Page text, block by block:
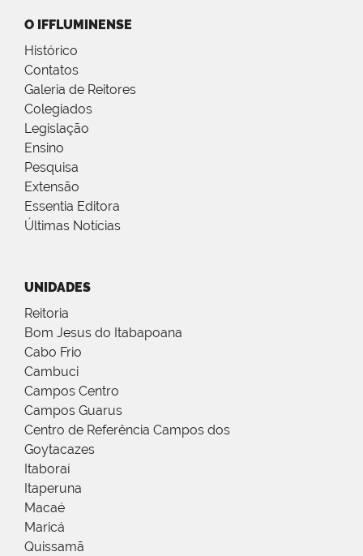
O IFFLUMINENSE
Histórico
Contatos
Galeria de Reitores
Colegiados
Legislação
Ensino
Pesquisa
Extensão
Essentia Editora
Últimas Notícias
UNIDADES
Reitoria
Bom Jesus do Itabapoana
Cabo Frio
Cambuci
Campos Centro
Campos Guarus
Centro de Referência Campos dos
Goytacazes
Itaboraí
Itaperuna
Macaé
Maricá
Quissamã